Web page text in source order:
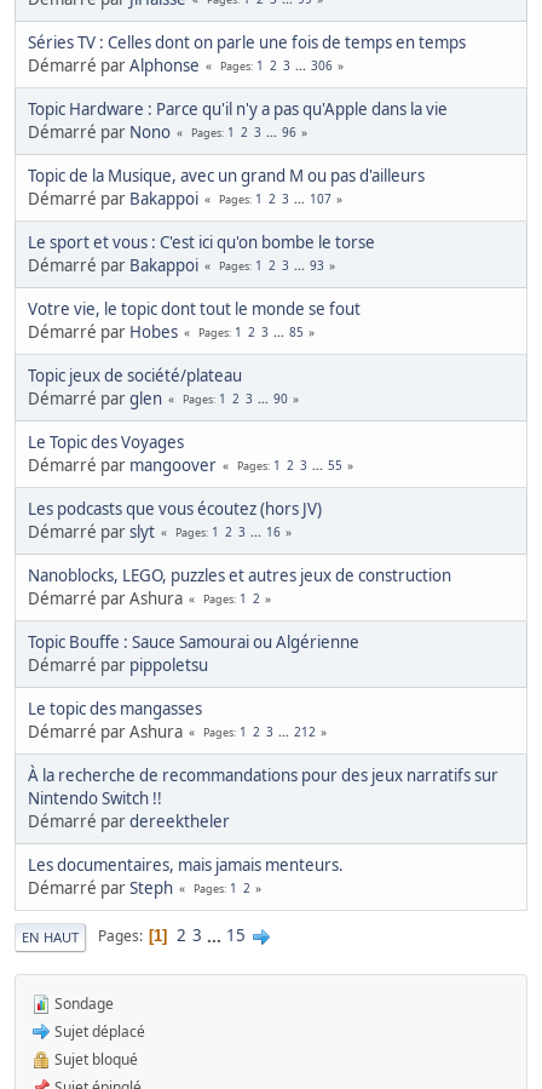
Séries TV : Celles dont on parle une fois de temps en temps
Démarré parAlphonse Pages 1 2 3 ... 306
Topic Hardware : Parce qu'il n'y a pas qu'Apple dans la vie
Démarré par Nono Pages 1 2 3 ... 96
Topic de la Musique, avec un grand M ou pas d'ailleurs
Démarré par Bakappoi Pages 1 2 3 ... 107
Le sport et vous : C'est ici qu'on bombe le torse
Démarré par Bakappoi Pages 1 2 3 ... 93
Votre vie, le topic dont tout le monde se fout
Démarré par Hobes Pages 1 2 3 ... 85
Topic jeux de société/plateau
Démarré parglen Pages 1 2 3 ... 90
Le Topic des Voyages
Démarré par mangoover Pages 1 2 3 ... 55
Les podcasts que vous écoutez (hors JV)
Démarré parslyt Pages 1 2 3 ... 16
Nanoblocks, LEGO, puzzles et autres jeux de construction
Démarré par Ashura
Pages 1 2
Topic Bouffe : Sauce Samourai ou Algérienne
Démarré par pippoletsu
Le topic des mangasses
Démarré par Ashura
Pages 1 2 3 ... 212
À la recherche de recommandations pour des jeux narratifs sur
Nintendo Switch !!
Démarré pardereektheler
Les documentaires, mais jamais menteurs.
Démarré parSteph Pages 1 2
EN HAUT Pages 1 2 3 ... 15
Sondage
Sujet déplacé
Sujet bloqué